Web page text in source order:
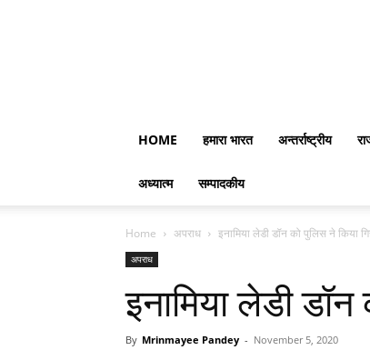
HOME हमारा भारत अन्तर्राष्ट्रीय
अध्यात्म सम्पादकीय
Home अपराध इनामिया लेडी डॉन को पुलिस ने किया
अपराध
इनामिया लेडी
By Mrinmayee Pandey - November 5, 2020